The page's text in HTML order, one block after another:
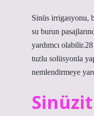
Sinüs irrigasyonu,
su burun
yardımcı
tuzlu solüsyonla
nemlendirmeye